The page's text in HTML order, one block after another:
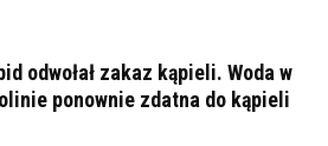
odwołał zakaz kąpieli. Woda w
ponownie zdatna do kąpieli